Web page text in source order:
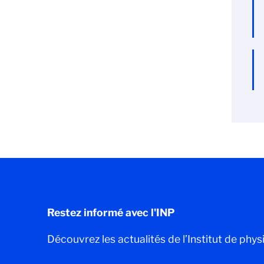
Restez informé avec l'INP
Découvrez les actualités de l’Institut de